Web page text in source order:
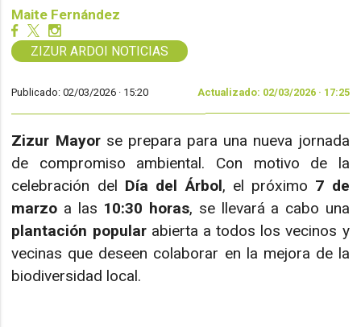
Maite Fernández
ZIZUR ARDOI NOTICIAS
Publicado: 02/03/2026 · 15:20 Actualizado: 02/03/2026 · 17:25
Zizur Mayorse prepara para una nueva jornada
de compromiso ambiental. Con motivo de la
celebración del Día del Árbol, el próximo 7 de
marzo a las 10:30 horas, se llevará a cabo una
plantación popularabierta a todos los vecinos y
vecinas que deseen colaborar en la mejora de la
biodiversidad local.